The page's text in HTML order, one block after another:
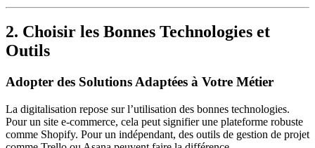
2. Choisir les Bonnes Technologies et
Outils
Adopter des Solutions Adaptées à Votre Métier
La digitalisation repose sur l’utilisation des bonnes technologies.
Pour un site e-commerce, cela peut signifier une plateforme robuste
comme Shopify. Pour un indépendant, des outils de gestion de projet